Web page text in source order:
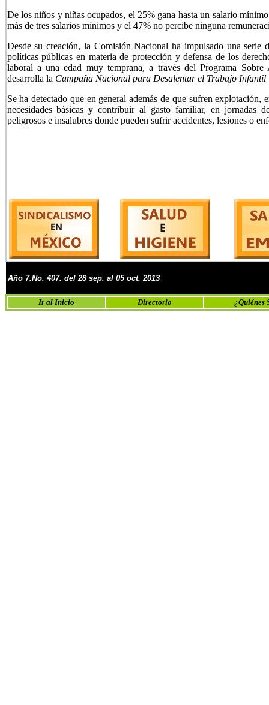
De los niños y niñas ocupados, el 25% gana hasta un salario
más de tres salarios mínimos y el 47% no percibe ninguna
Desde su creación, la Comisión Nacional ha impulsado una serie
políticas públicas en materia de protección y defensa de los
laboral a una edad muy temprana, a través delPrograma
desarrolla la Campaña Nacional para Desalentar el Trabajo Infantil
Se ha detectado que en general además de que sufren
necesidades básicas y contribuir al gasto familiar, en jornadas
peligrosos e insalubres donde pueden sufrir accidentes, lesiones o
Año 7.No. 407. del28 sep. al 05 oct. 2013
Ir al Inicio Directorio ¿Quiénes